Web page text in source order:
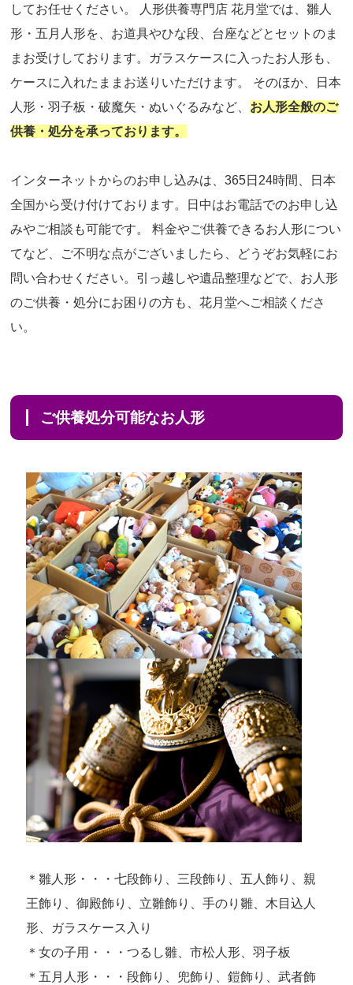
してお任せください。 人形供養専門店 花月堂では、雛人
形・五月人形を、お道具やひな段、台座などとセットのま
まお受けしております。ガラスケースに入ったお人形も、
ケースに入れたままお送りいただけます。 そのほか、日本
人形・羽子板・破魔矢・ぬいぐるみなど、 お人形全般のご
供養・処分を承っております。
インターネットからのお申し込みは、365日24時間、日本
全国から受け付けております。日中はお電話でのお申し込
みやご相談も可能です。 料金やご供養できるお人形につい
てなど、ご不明な点がございましたら、どうぞお気軽にお
問い合わせください。引っ越しや遺品整理などで、お人形
のご供養・処分にお困りの方も、花月堂へご相談くださ
い。
ご供養処分可能なお人形
＊雛人形・・・七段飾り、三段飾り、五人飾り、親
王飾り、御殿飾り、立雛飾り、手のり雛、木目込人
形、ガラスケース入り
＊女の子用・・・つるし雛、市松人形、羽子板
＊五月人形・・・段飾り、兜飾り、鎧飾り、武者飾